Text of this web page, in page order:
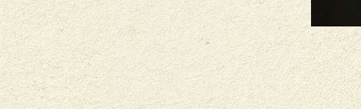
Assemblée des délégués
FNRB
Marchés régionaux
Bio-Symposium